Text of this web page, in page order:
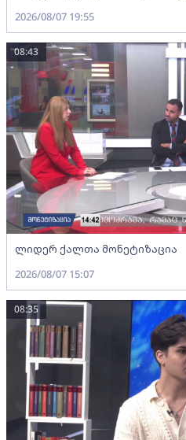
2026/08/07 19:55
ლიდერ ქალთა მონეტიზაცია
08:43
2026/08/07 15:07
08:35